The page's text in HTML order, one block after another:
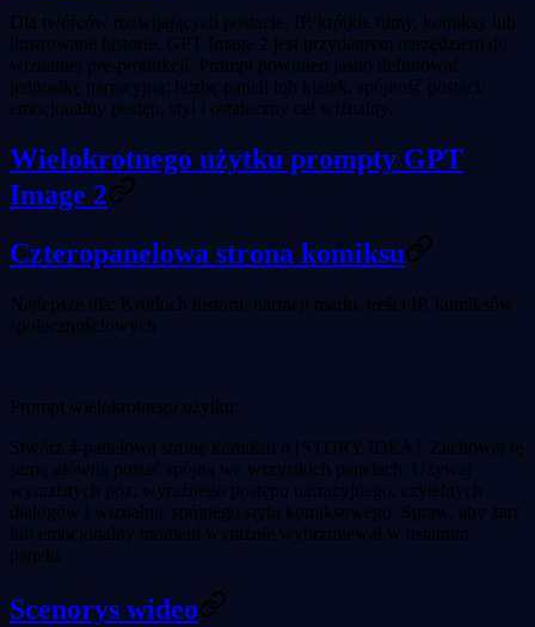
Dla twórców rozwijających postacie, IP, krótkie filmy, komiksy lub
ilustrowane historie, GPT Image 2 jest przydatnym narzędziem do
wizualnej pre-produkcji. Prompt powinien jasno definiować
jednostkę narracyjną: liczbę paneli lub klatek, spójność postaci,
emocjonalny postęp, styl i ostateczny cel wizualny.
Wielokrotnego użytku prompty GPT
Image 2
Czteropanelowa strona komiksu
Najlepsze dla: Krótkich historii, narracji marki, treści IP, komiksów
społecznościowych
Prompt wielokrotnego użytku:
Stwórz 4-panelową stronę komiksu o [STORY IDEA]. Zachowaj tę
samą główną postać spójną we wszystkich panelach. Używaj
wyrazistych póz, wyraźnego postępu narracyjnego, czytelnych
dialogów i wizualnie spójnego stylu komiksowego. Spraw, aby żart
lub emocjonalny moment wyraźnie wybrzmiewał w ostatnim
panelu.
Scenorys wideo